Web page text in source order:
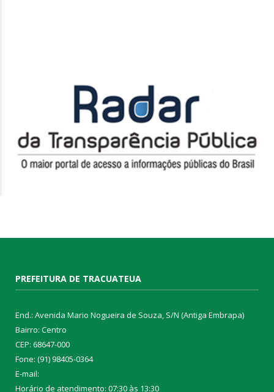
PREFEITURA DE TRACUATEUA
End.: Avenida Mario Nogueira de Souza, S/N (Antiga Embrapa)
Bairro: Centro
CEP: 68647-000
Fone: (91) 98405-0364
E-mail:
Horário de atendimento: 07:30 às 13:30